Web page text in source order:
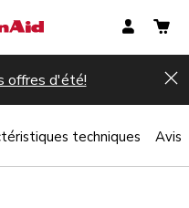
offres d'été!
techniques Avis